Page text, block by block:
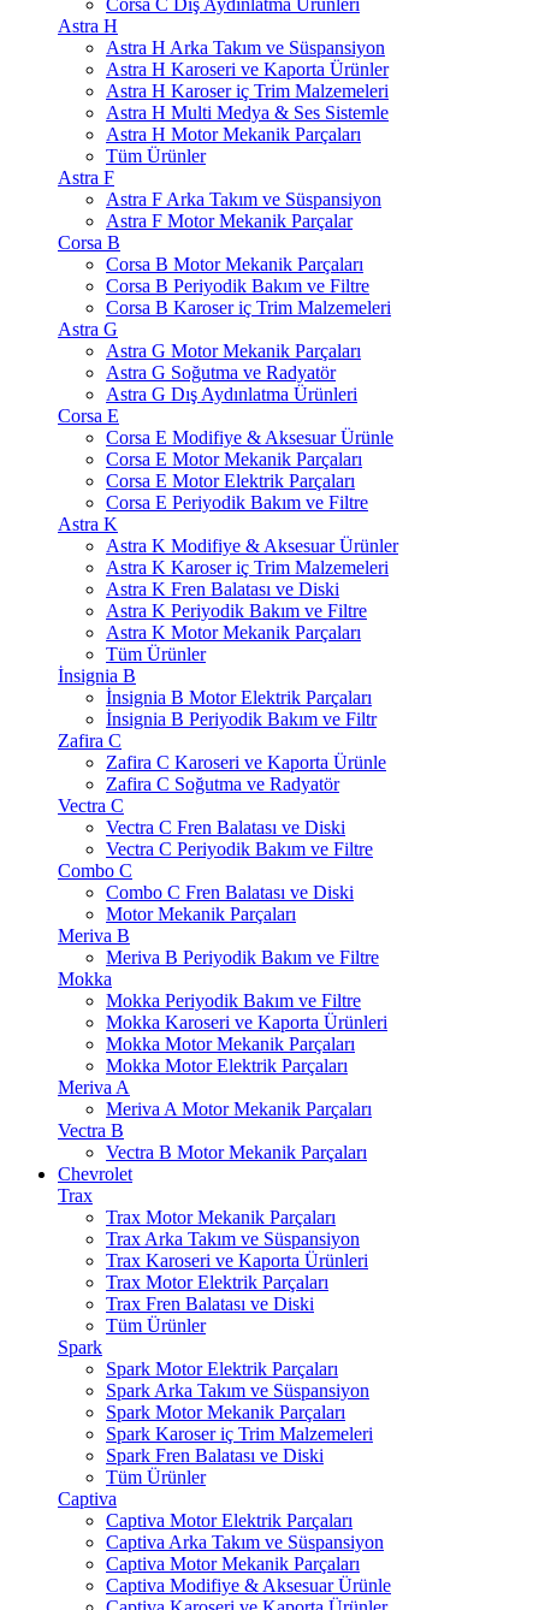
Corsa C Dış Aydınlatma Ürünleri
Astra H
Astra H Arka Takım ve Süspansiyon
Astra H Karoseri ve Kaporta Ürünler
Astra H Karoser iç Trim Malzemeleri
Astra H Multi Medya & Ses Sistemle
Astra H Motor Mekanik Parçaları
Tüm Ürünler
Astra F
Astra F Arka Takım ve Süspansiyon
Astra F Motor Mekanik Parçalar
Corsa B
Corsa B Motor Mekanik Parçaları
Corsa B Periyodik Bakım ve Filtre
Corsa B Karoser iç Trim Malzemeleri
Astra G
Astra G Motor Mekanik Parçaları
Astra G Soğutma ve Radyatör
Astra G Dış Aydınlatma Ürünleri
Corsa E
Corsa E Modifiye & Aksesuar Ürünle
Corsa E Motor Mekanik Parçaları
Corsa E Motor Elektrik Parçaları
Corsa E Periyodik Bakım ve Filtre
Astra K
Astra K Modifiye & Aksesuar Ürünler
Astra K Karoser iç Trim Malzemeleri
Astra K Fren Balatası ve Diski
Astra K Periyodik Bakım ve Filtre
Astra K Motor Mekanik Parçaları
Tüm Ürünler
İnsignia B
İnsignia B Motor Elektrik Parçaları
İnsignia B Periyodik Bakım ve Filtr
Zafira C
Zafira C Karoseri ve Kaporta Ürünle
Zafira C Soğutma ve Radyatör
Vectra C
Vectra C Fren Balatası ve Diski
Vectra C Periyodik Bakım ve Filtre
Combo C
Combo C Fren Balatası ve Diski
Motor Mekanik Parçaları
Meriva B
Meriva B Periyodik Bakım ve Filtre
Mokka
Mokka Periyodik Bakım ve Filtre
Mokka Karoseri ve Kaporta Ürünleri
Mokka Motor Mekanik Parçaları
Mokka Motor Elektrik Parçaları
Meriva A
Meriva A Motor Mekanik Parçaları
Vectra B
Vectra B Motor Mekanik Parçaları
Chevrolet
Trax
Trax Motor Mekanik Parçaları
Trax Arka Takım ve Süspansiyon
Trax Karoseri ve Kaporta Ürünleri
Trax Motor Elektrik Parçaları
Trax Fren Balatası ve Diski
Tüm Ürünler
Spark
Spark Motor Elektrik Parçaları
Spark Arka Takım ve Süspansiyon
Spark Motor Mekanik Parçaları
Spark Karoser iç Trim Malzemeleri
Spark Fren Balatası ve Diski
Tüm Ürünler
Captiva
Captiva Motor Elektrik Parçaları
Captiva Arka Takım ve Süspansiyon
Captiva Motor Mekanik Parçaları
Captiva Modifiye & Aksesuar Ürünle